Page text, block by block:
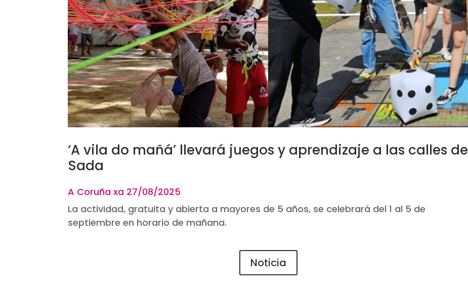
‘A vila do mañá’ llevará juegos y aprendizaje a las calles de
Sada
A Coruña xa 27/08/2025
La actividad, gratuita y abierta a mayores de 5 años, se celebrará del 1 al 5 de
septiembre en horario de mañana.
Noticia